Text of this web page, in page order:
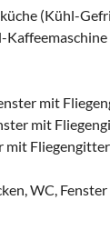
(Kühl-
mit
mit
mit
WC,